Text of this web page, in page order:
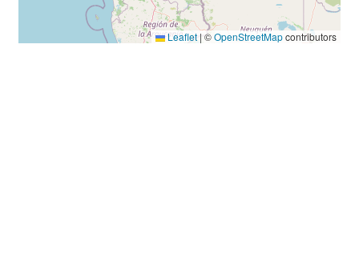
Leaflet | ©OpenStreetMapcontributors